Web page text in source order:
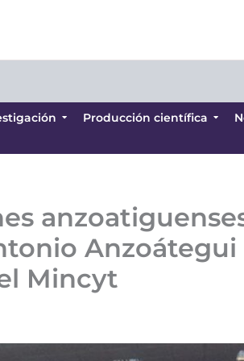
Producción científica
Anzoátegui
Mincyt